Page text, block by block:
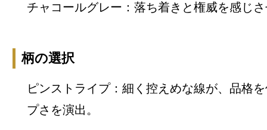
チャコールグレー：落ち着きと権威を感じ
柄の選択
ピンストライプ：細く控えめな線が、品格
プさを演出。